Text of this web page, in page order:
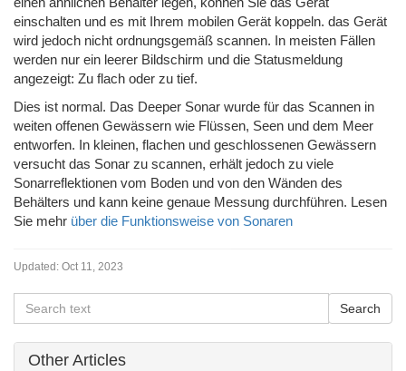
einschalten und es mit Ihrem mobilen Gerät koppeln. das Gerät
wird jedoch nicht ordnungsgemäß scannen. In meisten Fällen
werden nur ein leerer Bildschirm und die Statusmeldung
angezeigt: Zu flach oder zu tief.
Dies ist normal. Das Deeper Sonar wurde für das Scannen in
weiten offenen Gewässern wie Flüssen, Seen und dem Meer
entworfen. In kleinen, flachen und geschlossenen Gewässern
versucht das Sonar zu scannen, erhält jedoch zu viele
Sonarreflektionen vom Boden und von den Wänden des
Behälters und kann keine genaue Messung durchführen. Lesen
Sie mehr über die Funktionsweise von Sonaren
Updated: Oct 11, 2023
Other Articles